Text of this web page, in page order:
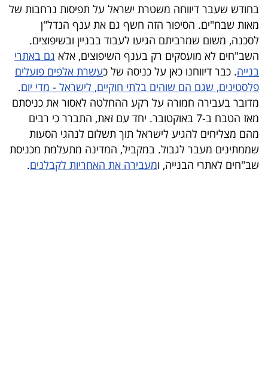
קריירה
ולימודים
מינויים
רייטינג
רכב
בריאות
בחודש שעבר דיווחה משטרת ישראל על תפיסות נרחבות של
מאות שבח"ים. הסיפור הזה חשף גם את ענף הנדל"ן
לסכנה, משום שמרביתם הגיעו לעבוד בבניין ובשיפוצים.
השב"חים לא מועסקים רק בענף השיפוצים, אלא גם באתרי
בנייה. כבר דיווחנו כאן על כניסה של כעשרת אלפים פועלים
פלסטינים, שגם הם שוהים בלתי חוקיים, לישראל - מדי יום.
מדובר בעבירה חמורה על רקע ההחלטה לאסור את כניסתם
מאז הטבח ב-7 באוקטובר. יחד עם זאת, התברר כי רבים
מהם מצליחים להגיע לישראל תוך תשלום לנהגי הסעות
שממתינים מעבר לגבול. במקביל, המדינה מתעלמת מכניסת
שב"חים לאתרי הבנייה, ומעבירה את האחריות לקבלנים.